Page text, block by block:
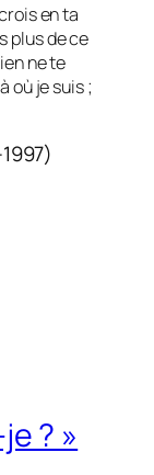
en ta
plus de ce
ne te
où je suis ;
? »